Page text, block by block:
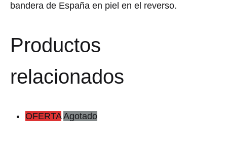
bandera de España en piel en el reverso.
Productos
relacionados
OFERTA Agotado